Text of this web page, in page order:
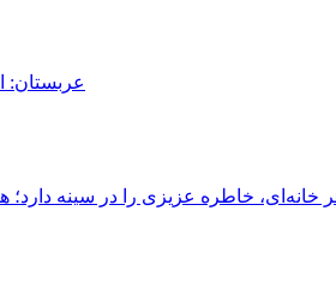
عربستان:
خاطره عزیزی را در سینه